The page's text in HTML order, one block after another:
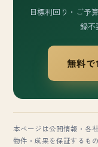
目標利回り・ご予
録不
無料
本ページは公開情報・各
物件・成果を保証するも